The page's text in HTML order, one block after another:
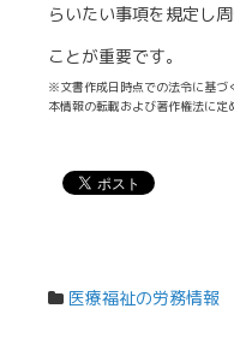
らいたい事項を規定し
ことが重要です。
※文書作成日時点での法令に基づ
本情報の転載および著作権法に定
医療福祉の労務情報